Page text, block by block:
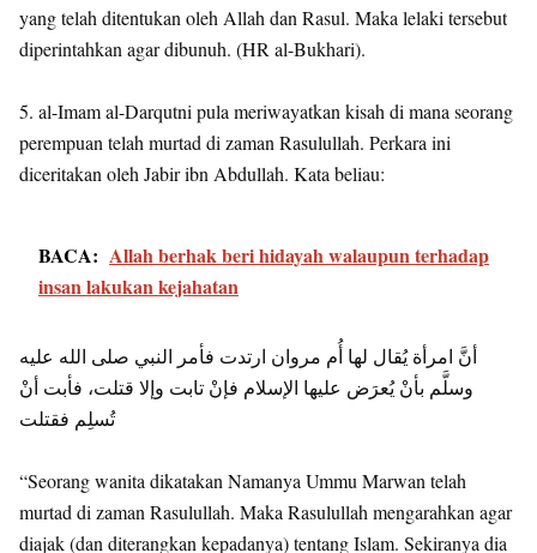
yang telah ditentukan oleh Allah dan Rasul. Maka lelaki tersebut
diperintahkan agar dibunuh. (HR al-Bukhari).
5. al-Imam al-Darqutni pula meriwayatkan kisah di mana seorang
perempuan telah murtad di zaman Rasulullah. Perkara ini
diceritakan oleh Jabir ibn Abdullah. Kata beliau:
BACA: Allah berhak beri hidayah walaupun terhadap
insan lakukan kejahatan
أنَّ امرأة يُقال لها أُم مروان ارتدت فأمر النبي صلى الله عليه
وسلَّم بأنْ يُعرَض عليها الإسلام فإنْ تابت وإلا قتلت، فأبت أنْ
تُسلِم فقتلت
“Seorang wanita dikatakan Namanya Ummu Marwan telah
murtad di zaman Rasulullah. Maka Rasulullah mengarahkan agar
diajak (dan diterangkan kepadanya) tentang Islam. Sekiranya dia